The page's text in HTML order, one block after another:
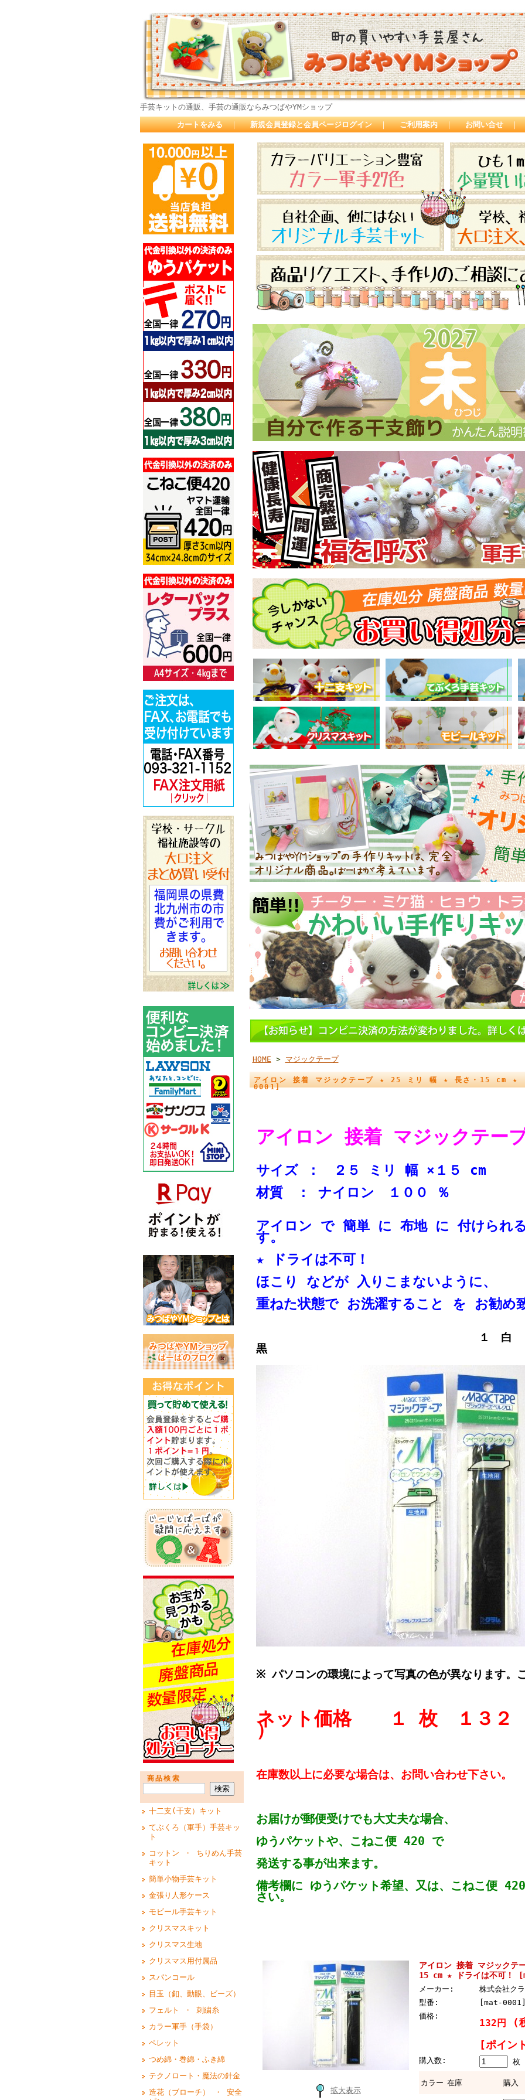
手芸キットの通販、手芸の通販ならみつばやYMショップ
カートをみる ｜ 新規会員登録と会員ページログイン ｜ ご利用案内 ｜ お問い合せ ｜
商品検索
十二支(干支）キット
てぶくろ（軍手）手芸キッ
ト
コットン ・ ちりめん手芸
キット
簡単小物手芸キット
金張り人形ケース
モビール手芸キット
クリスマスキット
クリスマス生地
クリスマス用付属品
スパンコール
目玉（釦、動眼、ビーズ）
フェルト ・ 刺繍糸
カラー軍手（手袋）
ペレット
つめ綿・巻綿・ふき綿
テクノロート・魔法の針金
造花（ブローチ） ・ 安全
HOME > マジックテープ
アイロン 接着 マジックテープ ★ 25 ミリ 幅 ★ 長さ・15 cm ★
0001]
アイロン 接着 マジックテ
サイズ ： ２５ ミリ 幅 ×１５
材質 ： ナイロン １００ ％
アイロン で 簡単 に 布地 に 付けられ
す。
★ ドライは不可！
ほこり などが 入りこまないように、
重ねた状態で お洗濯すること を お勧め
１ 白
黒
※ パソコンの環境によって写真の色が異なります。
ネット価格 １ 枚 １３２
）
在庫数以上に必要な場合は、お問い合わせ下さい。
お届けが郵便受けでも大丈夫な場合、
ゆうパケットや、こねこ便 420 で
発送する事が出来ます。
備考欄に ゆうパケット希望、又は、こねこ便
さい。
拡大表示
アイロン 接着 マジック
15 cm ★ ドライは不可！
メーカー:
株式会社ク
型番:
[mat-
価格:
132円
(
[ポイン
購入数: 枚
カラー 在庫 購入